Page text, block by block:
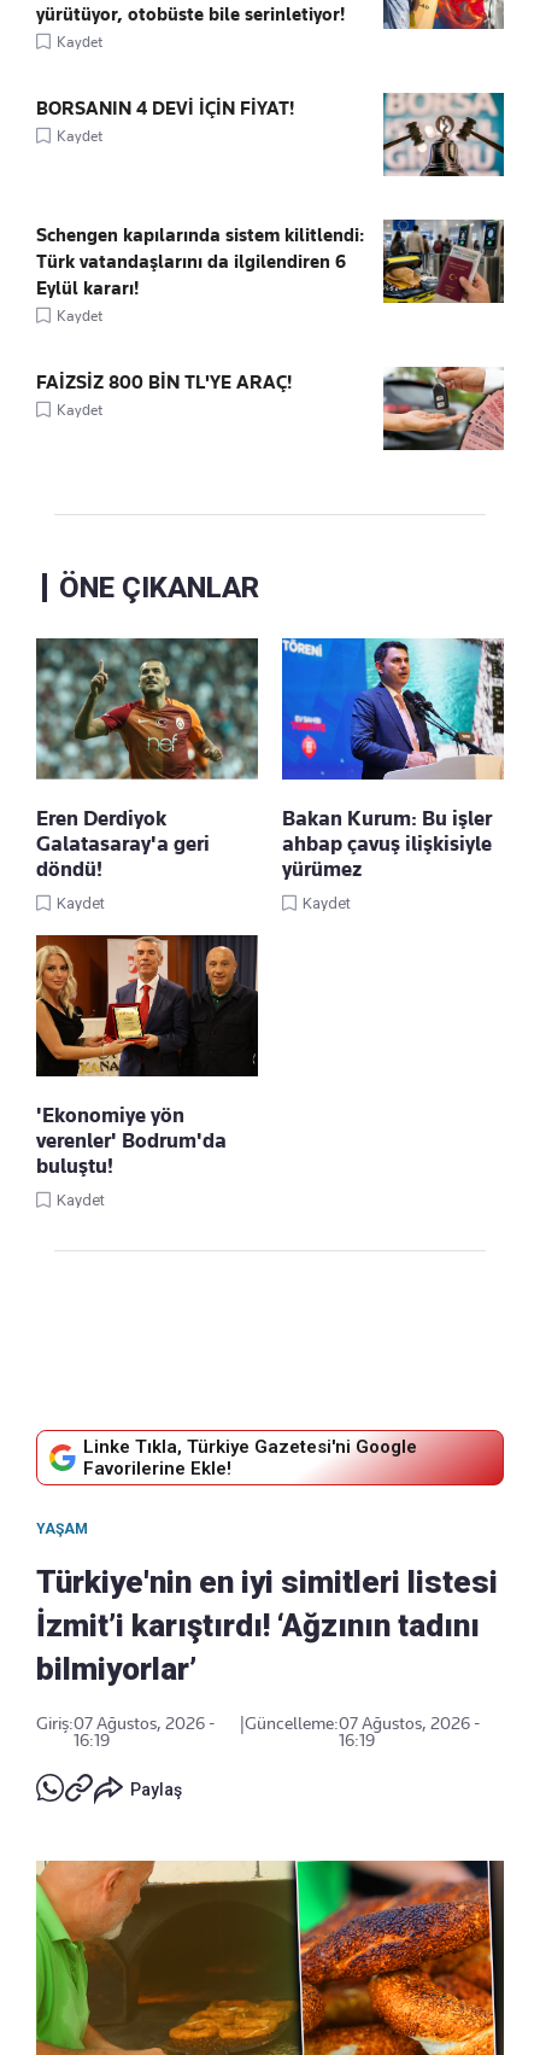
yürütüyor, otobüste bile serinletiyor!
Kaydet
BORSANIN 4 DEVİ İÇİN FİYAT!
Kaydet
Schengen kapılarında sistem kilitlendi:
Türk vatandaşlarını da ilgilendiren 6
Eylül kararı!
Kaydet
FAİZSİZ 800 BİN TL'YE ARAÇ!
Kaydet
ÖNE ÇIKANLAR
Eren Derdiyok
Galatasaray'a geri
döndü!
Kaydet
Bakan Kurum: Bu işler
ahbap çavuş ilişkisiyle
yürümez
Kaydet
'Ekonomiye yön
verenler' Bodrum'da
buluştu!
Kaydet
Linke Tıkla, Türkiye Gazetesi'ni Google
Favorilerine Ekle!
YAŞAM
Türkiye'nin en iyi simitleri listesi
İzmit’i karıştırdı! ‘Ağzının tadını
bilmiyorlar’
Giriş:07 Ağustos, 2026 -
16:19
Güncelleme:07 Ağustos, 2026 -
16:19
Paylaş